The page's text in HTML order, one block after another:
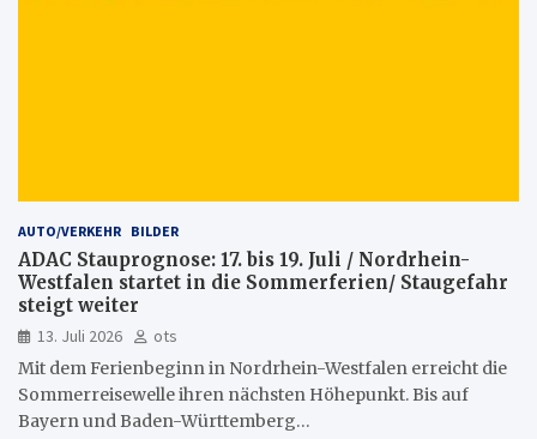
AUTO/VERKEHR BILDER
ADAC Stauprognose: 17. bis 19. Juli / Nordrhein-
Westfalen startet in die Sommerferien/ Staugefahr
steigt weiter
13. Juli 2026
ots
Mit dem Ferienbeginn in Nordrhein-Westfalen erreicht die
Sommerreisewelle ihren nächsten Höhepunkt. Bis auf
Bayern und Baden-Württemberg…